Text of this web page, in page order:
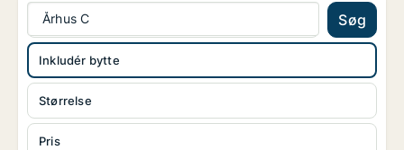
Århus C Søg
Størrelse
Pris
Inkludér bytte